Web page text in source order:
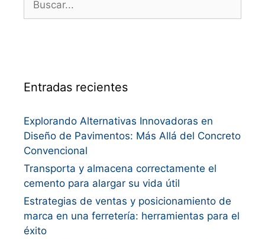
Entradas recientes
Explorando Alternativas Innovadoras en
Diseño de Pavimentos: Más Allá del Concreto
Convencional
Transporta y almacena correctamente el
cemento para alargar su vida útil
Estrategias de ventas y posicionamiento de
marca en una ferretería: herramientas para el
éxito